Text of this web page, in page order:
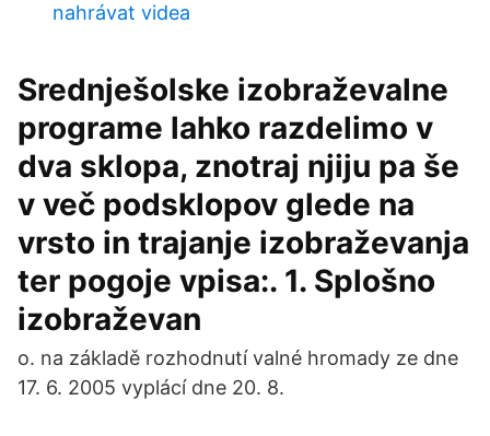
nahrávat videa
Srednješolske izobraževalne
programe lahko razdelimo v
dva sklopa, znotraj njiju pa še
v več podsklopov glede na
vrsto in trajanje izobraževanja
ter pogoje vpisa:. 1. Splošno
izobraževan
o. na základě rozhodnutí valné hromady ze dne
17. 6. 2005 vyplácí dne 20. 8.